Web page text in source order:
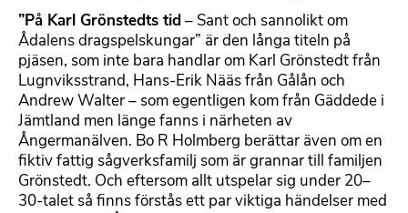
”På Karl Grönstedts tid – Sant och sannolikt om
Ådalens dragspelskungar” är den långa titeln på
pjäsen, som inte bara handlar om Karl Grönstedt från
Lugnviksstrand, Hans-Erik Nääs från Gålån och
Andrew Walter – som egentligen kom från Gäddede i
Jämtland men länge fanns i närheten av
Ångermanälven. Bo R Holmberg berättar även om en
fiktiv fattig sågverksfamilj som är grannar till familjen
Grönstedt. Och eftersom allt utspelar sig under 20–
30-talet så finns förstås ett par viktiga händelser med